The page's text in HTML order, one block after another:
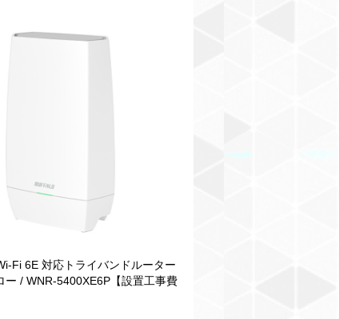
Fi 6E 対応トライバンドルーター
ー / WNR-5400XE6P【設置工事費